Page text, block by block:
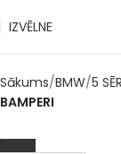
IZVĒLNE
Sākums BMW 5
BAMPERI